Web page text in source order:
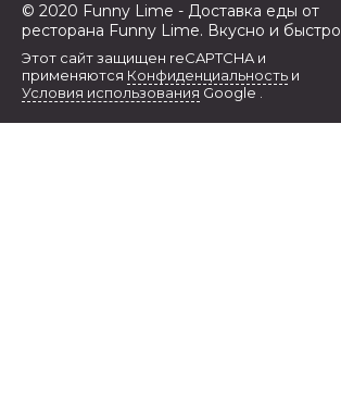
© 2020 Funny Lime - Доставка еды от
ресторана Funny Lime. Вкусно и быстро
Этот сайт защищен reCAPTCHA и
применяются Конфиденциальность и
Условия использования Google .